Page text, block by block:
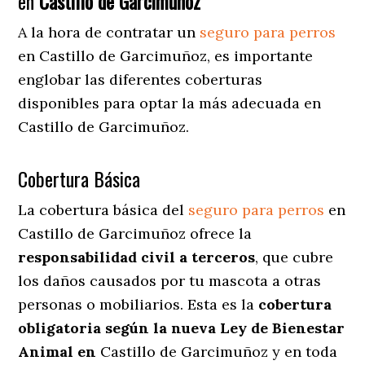
A la hora de contratar un seguro para perros
en Castillo de Garcimuñoz, es importante
englobar las diferentes coberturas
disponibles para optar la más adecuada en
Castillo de Garcimuñoz.
Cobertura Básica
La cobertura básica del seguro para perros en
Castillo de Garcimuñoz ofrece la
responsabilidad civil a terceros, que cubre
los daños causados por tu mascota a otras
personas o mobiliarios. Esta es la cobertura
obligatoria según la nueva Ley de Bienestar
Animal en Castillo de Garcimuñoz y en toda